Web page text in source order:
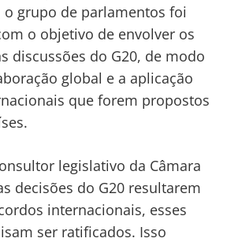
o grupo de parlamentos foi
o objetivo de envolver os
discussões do G20, de modo
global e a aplicação
que forem propostos
legislativo da Câmara
decisões do G20 resultarem
internacionais, esses
ser ratificados. Isso